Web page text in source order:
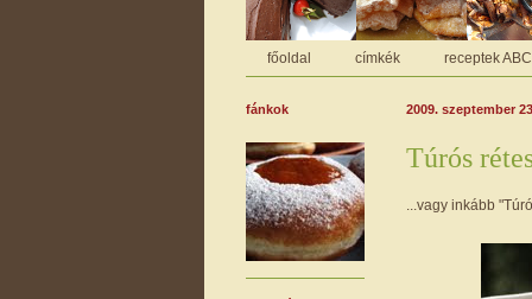
főoldal címkék receptek
2009. szeptember
Túrós
...vagy inkább
fánkok